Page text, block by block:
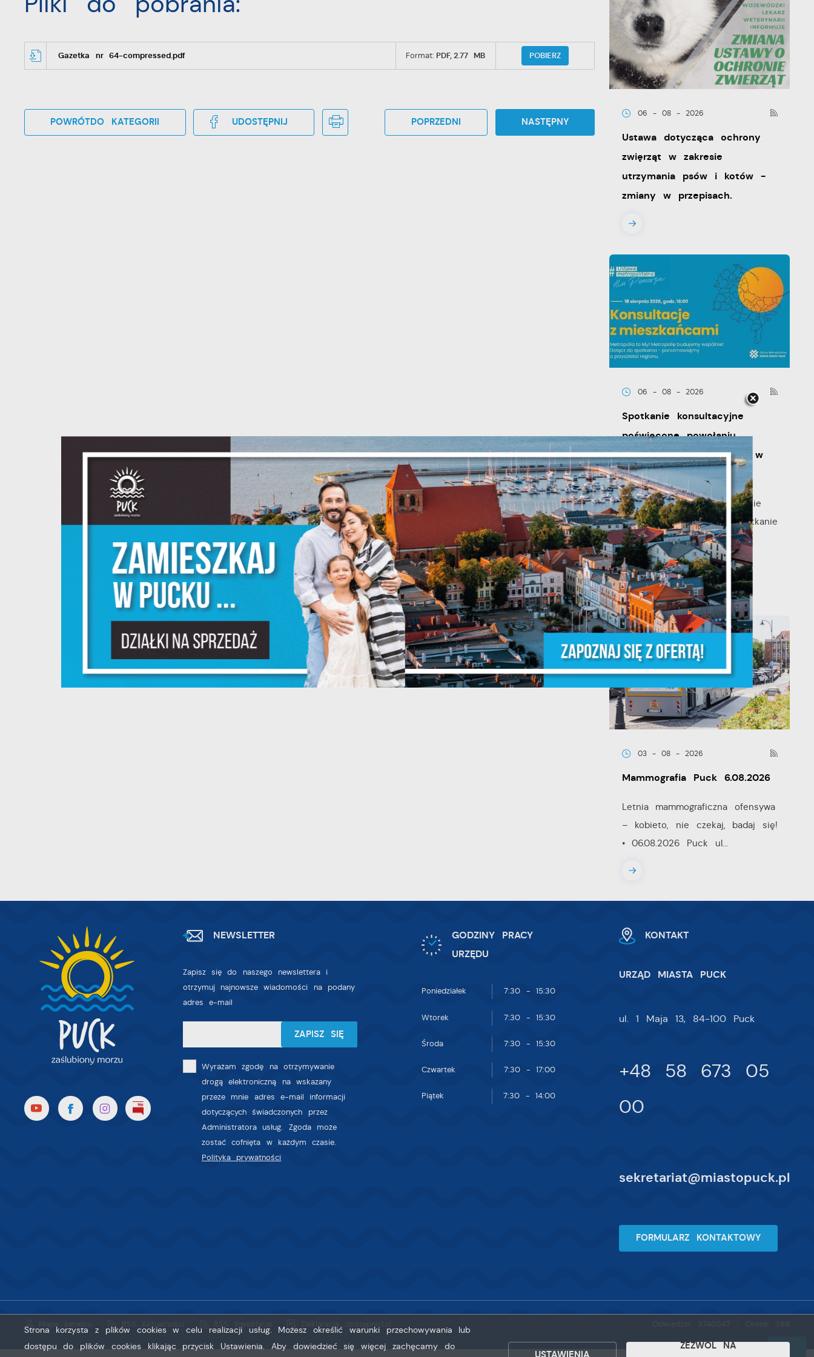
Gazetka nr 64-compressed.pdf Format: PDF,2.77 MB POBIERZ
POWRÓTDO KATEGORII UDOSTĘPNIJ POPRZEDNI NASTĘPNY
06 - 08 - 2026
Ustawa dotycząca ochrony
zwięrząt w zakresie
utrzymania psów i kotów -
zmiany w przepisach.
06 - 08 - 2026
Spotkanie konsultacyjne
poświęcone powołaniu
związku metropolitalnego w
województwie pomorskim
Szanowni Państwo, serdecznie
zapraszamy na otwarte spotkanie
konsultacyjne, poświęcone
powołaniu...
03 - 08 - 2026
Mammografia Puck 6.08.2026
Letnia mammograficzna ofensywa
– kobieto, nie czekaj, badaj się!
• 06.08.2026 Puck ul...
NEWSLETTER
Zapisz się do naszego newslettera i
otrzymuj najnowsze wiadomości na podany
adres e-mail
Wyrażam zgodę na otrzymywanie
drogą elektroniczną na wskazany
przeze mnie adres e-mail informacji
dotyczących świadczonych przez
Administratora usług. Zgoda może
zostać cofnięta w każdym czasie.
Polityka prywatności
GODZINY PRACY
URZĘDU
Poniedziałek 7:30 - 15:30
Wtorek 7:30 - 15:30
Środa 7:30 - 15:30
Czwartek 7:30 - 17:00
Piątek 7:30 - 14:00
KONTAKT
URZĄD MIASTA PUCK
ul. 1 Maja 13, 84-100 Puck
+48 58 673 05
00
sekretariat@miastopuck.pl
FORMULARZ KONTAKTOWY
RSS Aktualności
Strona korzysta z plików cookies w celu realizacji usług. Możesz określić warunki przechowywania lub
dostępu do plików cookies klikając przycisk Ustawienia. Aby dowiedzieć się więcej zachęcamy do
USTAWIENIA
ZEZWÓL NA
Ustawienia
Szanujemy Twoją prywatność. Możesz zmienić ustawienia cookies lub
zaakceptować je wszystkie. W dowolnym momencie możesz dokonać zmiany
swoich ustawień.
Niezbędne
Niezbędne pliki cookies służą do prawidłowego funkcjonowania strony
internetowej i umożliwiają Ci komfortowe korzystanie z oferowanych przez
Pliki cookies odpowiadają na podejmowane przez Ciebie działania w celu
m.in. dostosowania Twoich ustawień preferencji prywatności, logowania czy
wypełniania formularzy. Dzięki plikom cookies strona, z której korzystasz, może
działać bez zakłóceń.
Funkcjonalne i personalizacyjne
serwisów internetowych pod względem ich popularności wśród użytkowników.
zgody na analityczne pliki cookies gwarantuje dostępność wszystkich
aktualności na stronach naszych partnerów.
Promocyjne pliki cookies służą do prezentowania Ci naszych komunikatów na
przeglądanej witryny internetowej. Treści promocyjne mogą pojawić się na
innych dostawców usług. Firmy te działają w charakterze pośredników
prezentujących nasze treści w postaci wiadomości, ofert, komunikatów
mediów społecznościowych.
Więcej
ZAPISZ WYBRANE